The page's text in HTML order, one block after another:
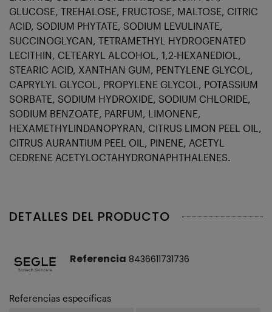
GLUCOSE, TREHALOSE, FRUCTOSE, MALTOSE, CITRIC
ACID, SODIUM PHYTATE, SODIUM LEVULINATE,
SUCCINOGLYCAN, TETRAMETHYL HYDROGENATED
LECITHIN, CETEARYL ALCOHOL, 1,2-HEXANEDIOL,
STEARIC ACID, XANTHAN GUM, PENTYLENE GLYCOL,
CAPRYLYL GLYCOL, PROPYLENE GLYCOL, POTASSIUM
SORBATE, SODIUM HYDROXIDE, SODIUM CHLORIDE,
SODIUM BENZOATE, PARFUM, LIMONENE,
HEXAMETHYLINDANOPYRAN, CITRUS LIMON PEEL OIL,
CITRUS AURANTIUM PEEL OIL, PINENE, ACETYL
CEDRENE ACETYLOCTAHYDRONAPHTHALENES.
DETALLES DEL PRODUCTO
Referencia 8436611731736
Referencias específicas